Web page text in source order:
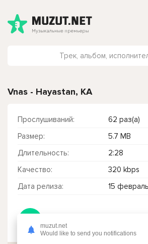
Vnas - Hayastan, KA
Прослушиваний:
62 раз(а)
Размер:
5.7 MB
Длительность:
2:28
Качество:
320 kbps
Дата релиза:
15
muzut.net
Would like to send you notifications